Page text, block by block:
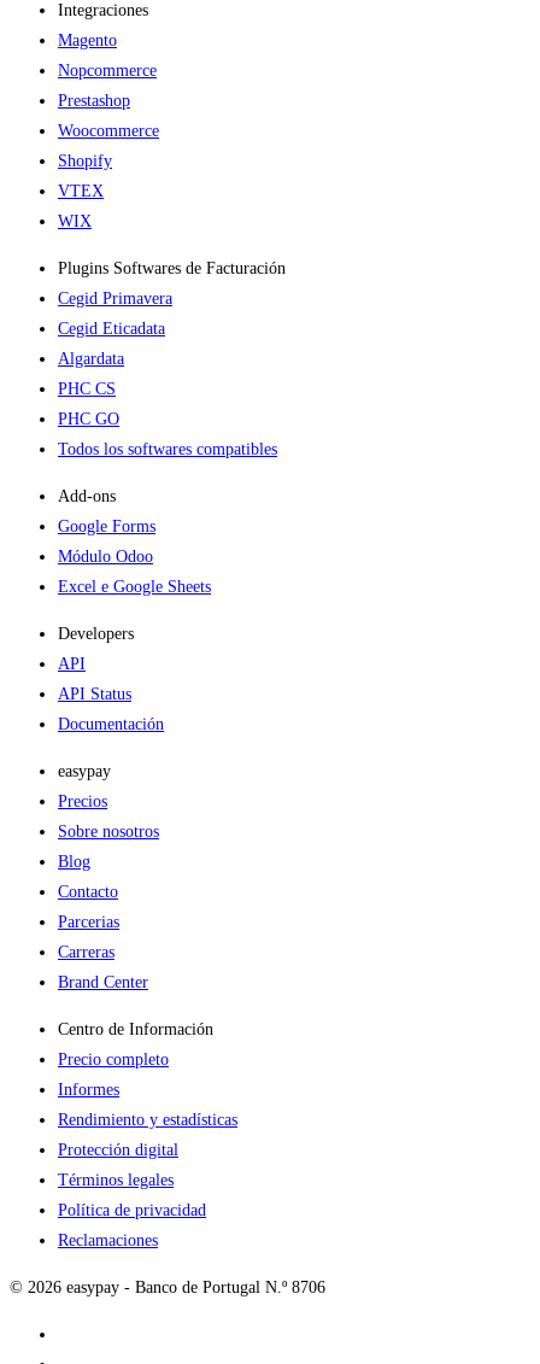
Integraciones
Magento
Nopcommerce
Prestashop
Woocommerce
Shopify
VTEX
WIX
Plugins Softwares de Facturación
Cegid Primavera
Cegid Eticadata
Algardata
PHC CS
PHC GO
Todos los softwares compatibles
Add-ons​
Google Forms
Módulo Odoo
Excel e Google Sheets
Developers
API
API Status
Documentación
easypay
Precios
Sobre nosotros
Blog
Contacto
Parcerias
Carreras
Brand Center
Centro de Información
Precio completo
Informes
Rendimiento y estadísticas
Protección digital
Términos legales
Política de privacidad
Reclamaciones
© 2026 easypay - Banco de Portugal N.º 8706